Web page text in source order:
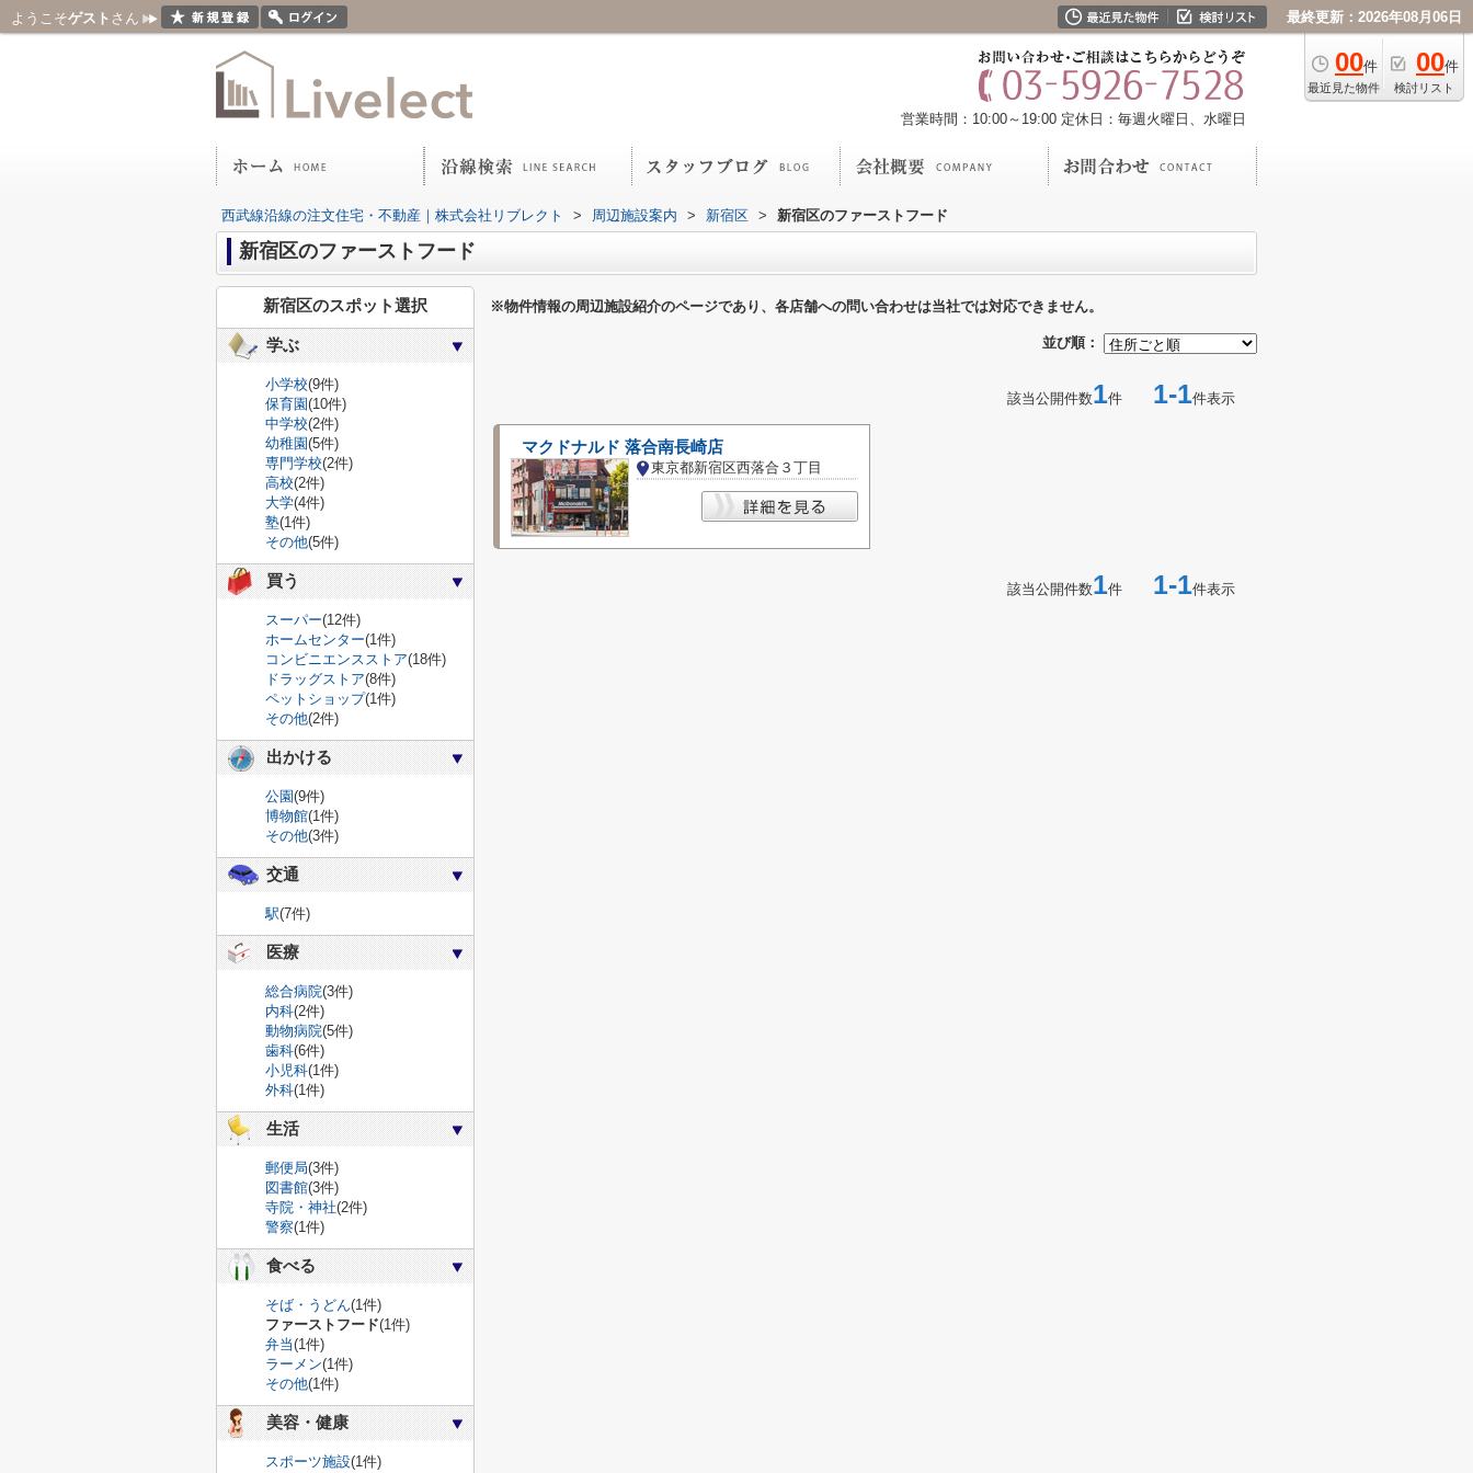
ようこそゲスト さん 最終更新：2026年08月06日
00件
最近見た物件
00件
検討リスト
営業時間：10:00～19:00 定休日：毎週火曜日、水曜日
西武線沿線の注文住宅・不動産｜株式会社リブレクト > 周辺施設案内 > 新宿区 > 新宿区のファーストフード
新宿区のファーストフード
※物件情報の周辺施設紹介のページであり、各店舗への問い合わせは当社では対応できません。
並び順：
該当公開件数1件 1-1件表示
マクドナルド 落合南長崎店
東京都新宿区西落合３丁目
該当公開件数1件 1-1件表示
新宿区のスポット選択
学ぶ
小学校(9件)
保育園(10件)
中学校(2件)
幼稚園(5件)
専門学校(2件)
高校(2件)
大学(4件)
塾(1件)
その他(5件)
買う
スーパー(12件)
ホームセンター(1件)
コンビニエンスストア(18件)
ドラッグストア(8件)
ペットショップ(1件)
その他(2件)
出かける
公園(9件)
博物館(1件)
その他(3件)
交通
駅(7件)
医療
総合病院(3件)
内科(2件)
動物病院(5件)
歯科(6件)
小児科(1件)
外科(1件)
生活
郵便局(3件)
図書館(3件)
寺院・神社(2件)
警察(1件)
食べる
そば・うどん(1件)
ファーストフード(1件)
弁当(1件)
ラーメン(1件)
その他(1件)
美容・健康
スポーツ施設(1件)